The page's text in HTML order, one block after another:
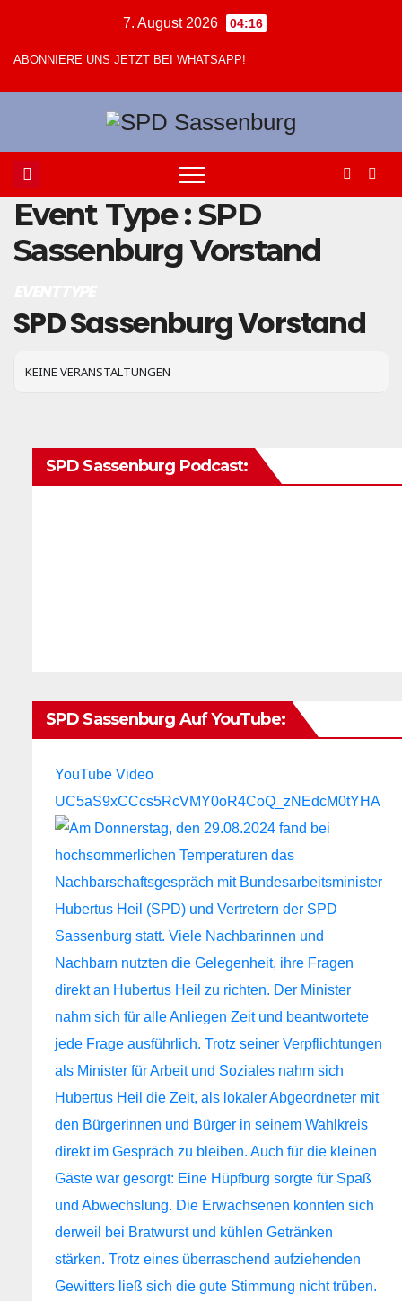
springen
7. August 2026 04:16
ABONNIERE UNS JETZT BEI WHATSAPP!
Event Type : SPD
Sassenburg Vorstand
SPD Sassenburg Vorstand
KEINE VERANSTALTUNGEN
SPD Sassenburg Podcast:
SPD Sassenburg Auf YouTube:
YouTube Video
UC5aS9xCCcs5RcVMY0oR4CoQ_zNEdcM0tYHA